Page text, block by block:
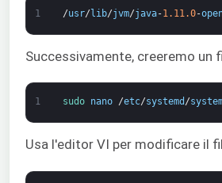
1 /usr/lib/jvm/java-1.11.0-
Successivamente, creeremo
1 sudo nano /etc/systemd /
Usa l'editor VI per modificare il